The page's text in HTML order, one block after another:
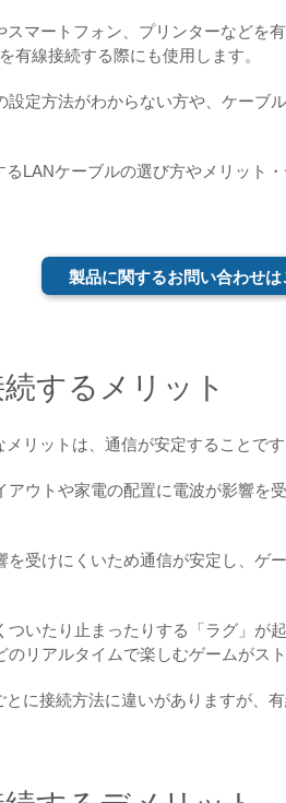
マートフォン、プリンターなどを
有線接続する際にも使用します。
設定方法がわからない方や、ケーブ
LANケーブルの選び方やメリット
製品に関するお問い合わせは
するメリット
リットは、通信が安定することです
ウトや家電の配置に電波が影響を
を受けにくいため通信が安定し、ゲ
ついたり止まったりする「ラグ」が
リアルタイムで楽しむゲームがス
とに接続方法に違いがありますが、